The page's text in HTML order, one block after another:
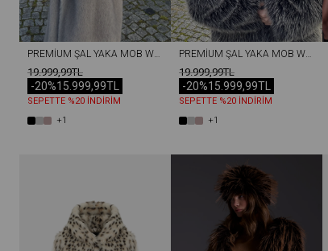
PREMIUM ŞAL YAKA MOB WİFE SUNI KÜRK MAXI KADIN KABAN GRI
19.999,99TL
15.999,99TL
-20%
SEPETTE %20 İNDİRİM
+1
PREMIUM ŞAL YAKA MOB WİFE SUNI KÜRK MAXI KADIN KABAN ANTRASIT
19.999,99TL
15.999,99TL
-20%
SEPETTE %20 İNDİRİM
+1